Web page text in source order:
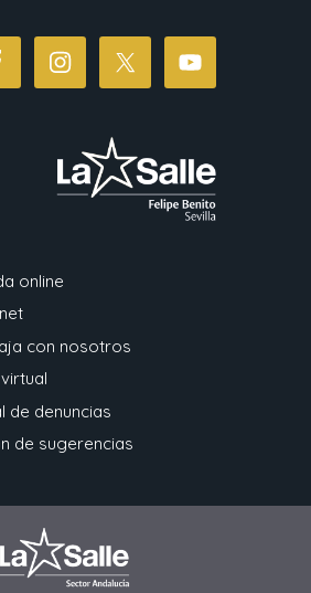
online
con nosotros
de denuncias
de sugerencias